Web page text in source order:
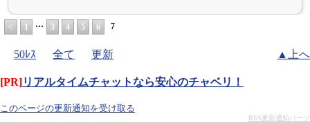
< 1 … 3 4 5 6 7
50ﾚｽ 全て 更新 ▲上へ
[PR]リアルタイムチャットなら安心のチャベリ！
このページの更新通知を受け取る
RSS更新通知パーツ